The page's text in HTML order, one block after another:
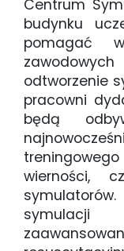
Centrum
budynku
pomagać
odtworzenie
pracowni
będą
wierności,